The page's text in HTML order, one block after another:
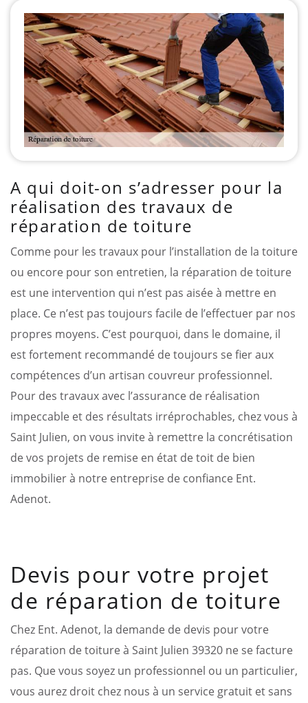
A qui doit-on s’adresser pour la
réalisation des travaux de
réparation de toiture
Comme pour les travaux pour l’installation de la toiture
ou encore pour son entretien, la réparation de toiture
est une intervention qui n’est pas aisée à mettre en
place. Ce n’est pas toujours facile de l’effectuer par nos
propres moyens. C’est pourquoi, dans le domaine, il
est fortement recommandé de toujours se fier aux
compétences d’un artisan couvreur professionnel.
Pour des travaux avec l’assurance de réalisation
impeccable et des résultats irréprochables, chez vous à
Saint Julien, on vous invite à remettre la concrétisation
de vos projets de remise en état de toit de bien
immobilier à notre entreprise de confiance Ent.
Adenot.
Devis pour votre projet
de réparation de toiture
Chez Ent. Adenot, la demande de devis pour votre
réparation de toiture à Saint Julien 39320 ne se facture
pas. Que vous soyez un professionnel ou un particulier,
vous aurez droit chez nous à un service gratuit et sans